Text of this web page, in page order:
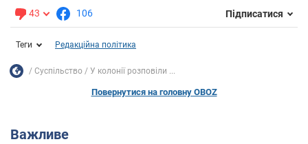
43 106 Підписатися
Теги Редакційна політика
Суспільство У колонії розповіли ...
Повернутися на головну OBOZ
Важливе